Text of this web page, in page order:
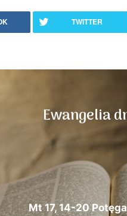
TWITTER
Ewangelia
Mt 17, 14-20